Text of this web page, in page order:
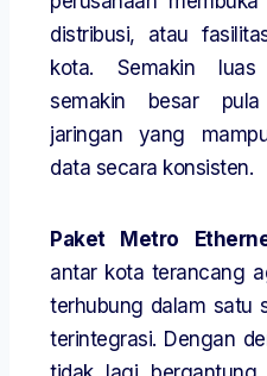
distribusi, atau
kota. Semakin luas
semakin besar
jaringan yang
data secara konsisten.
Paket Metro
antar kota terancang
terhubung dalam satu
terintegrasi. Dengan